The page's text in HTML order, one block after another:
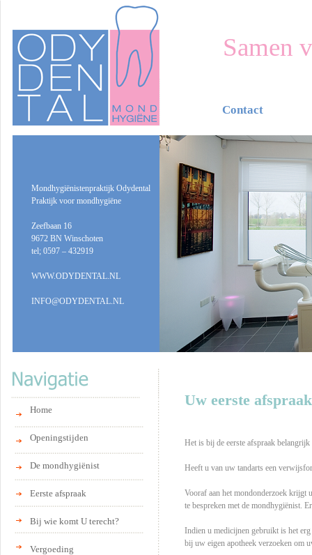
Home
Openingstijden
De mondhygiënist
Eerste afspraak
Bij wie komt U terecht?
Vergoeding
Uw eerste afspraak
Het is bij de eerste afspraak
Heeft u van uw tandarts een
Vooraf aan het mondonderzoek krijgt
te bespreken met de mondhygiënist.
Indien u medicijnen gebruikt is het
bij uw eigen apotheek verzoeken om
Samen
Contact
Mondhygiënistenpraktijk Odydental
Praktijk voor mondhygiëne
Zeefbaan 16
9672 BN Winschoten
tel; 0597 – 432919
WWW.ODYDENTAL.NL
INFO@ODYDENTAL.NL